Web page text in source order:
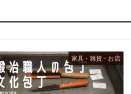
家具・雑貨・お店